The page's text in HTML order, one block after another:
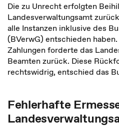
Die zu Unrecht erfolgten
Landesverwaltungsamt
alle Instanzen inklusive des
(BVerwG) entschieden
Zahlungen forderte das
Beamten zurück. Diese
rechtswidrig, entschied das
Fehlerhafte